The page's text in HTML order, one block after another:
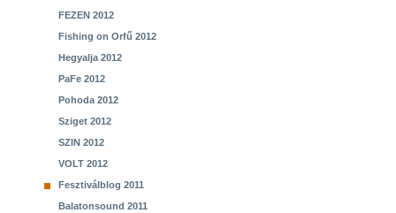
FEZEN 2012
Fishing on Orfű 2012
Hegyalja 2012
PaFe 2012
Pohoda 2012
Sziget 2012
SZIN 2012
VOLT 2012
Fesztiválblog 2011
Balatonsound 2011